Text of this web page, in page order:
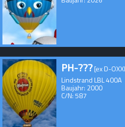
PH-???[ex D-
Lindstrand LBL 400A
Baujahr: 2000
C/N: 587